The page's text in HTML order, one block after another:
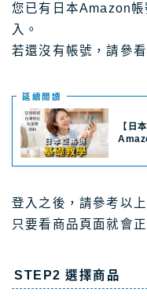
您已有日本Amazon帳
入。
若還沒有帳號，請參
延續閲讀
【日
登入之後，請參考以上
只要看商品頁面就會
STEP2 選擇商品